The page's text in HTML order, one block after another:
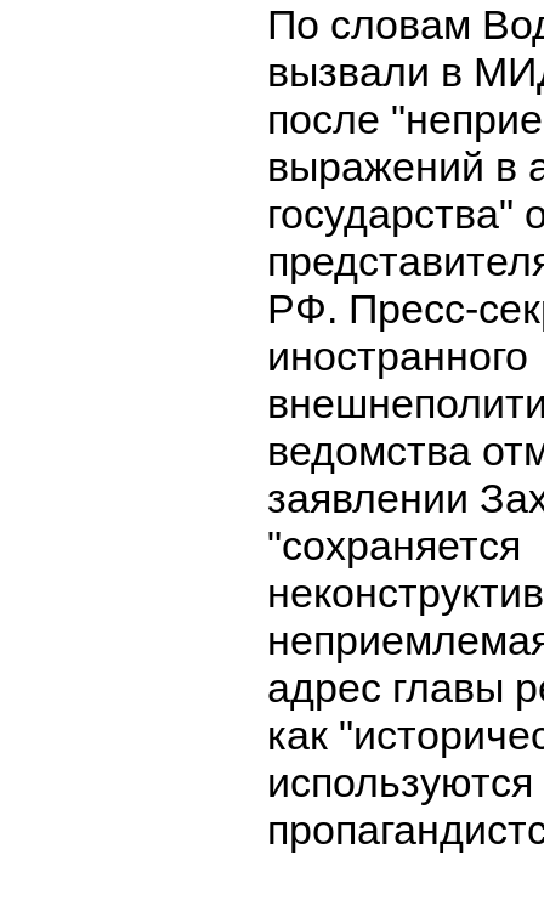
По словам
вызвали в
после
выражений в
государства"
РФ. Пресс-
иностранного
ведомства
заявлении
"сохраняется
адрес главы
как
используются